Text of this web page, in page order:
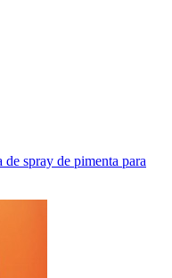
spray de pimenta para